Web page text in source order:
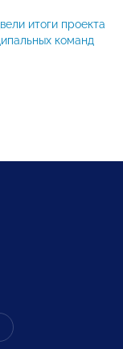
итоги проекта
команд